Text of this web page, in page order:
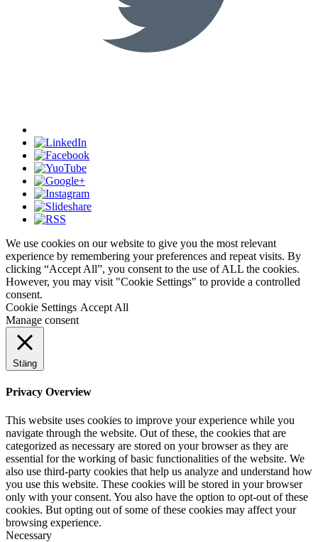
We use cookies on our website to give you the most relevant
experience by remembering your preferences and repeat visits. By
clicking “Accept All”, you consent to the use of ALL the cookies.
However, you may visit "Cookie Settings" to provide a controlled
consent.
Cookie Settings Accept All
Manage consent
Stäng
Privacy Overview
This website uses cookies to improve your experience while you
navigate through the website. Out of these, the cookies that are
categorized as necessary are stored on your browser as they are
essential for the working of basic functionalities of the website. We
also use third-party cookies that help us analyze and understand how
you use this website. These cookies will be stored in your browser
only with your consent. You also have the option to opt-out of these
cookies. But opting out of some of these cookies may affect your
browsing experience.
Necessary